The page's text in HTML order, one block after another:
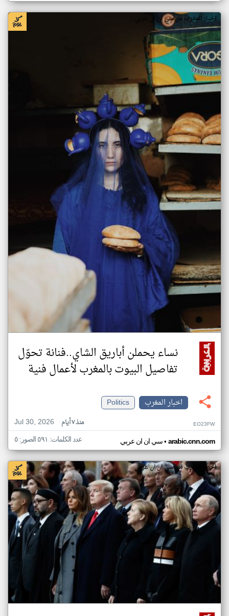
اخبار المغرب من سي ان ان عربي
نساء يحملن أباريق الشاي..فنانة تحوّل
تفاصيل البيوت بالمغرب لأعمال فنية
اخبار المغرب
Politics
Jul 30, 2026
منذ ٧ أيام EO23FW
سي ان ان عربي• arabic.cnn.com عدد الكلمات: ٥٩١ الصور: ٥
اخبار المغرب من سي ان ان عربي